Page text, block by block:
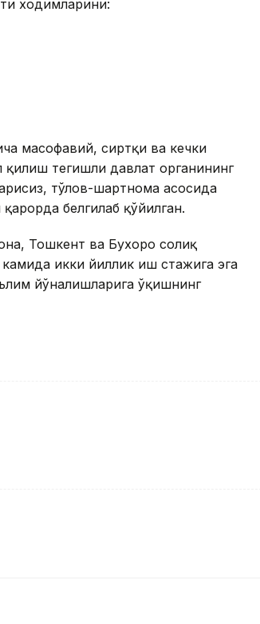
ходимларини:
масофавий, сиртқи ва кечки
тегишли давлат органининг
тўлов-шартнома асосида
белгилаб қўйилган.
Тошкент ва Бухоро солиқ
икки йиллик иш стажига эга
йўналишларига ўқишнинг